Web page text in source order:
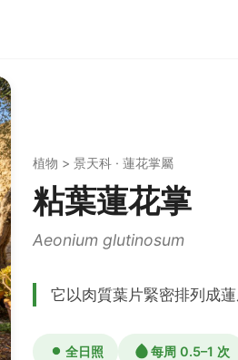
植物 > 景天科 · 蓮花掌屬
粘葉蓮花掌
Aeonium glutinosum
它以肉質葉片緊密排列成
全日照 每周 0.5–1 次